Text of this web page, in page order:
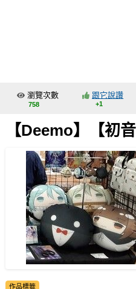
交流中心
攤位轉讓區
會員中心
註冊會員
登入
瀏覽次數
758
跟它說讚
+1
【Deemo】【初
作品標籤